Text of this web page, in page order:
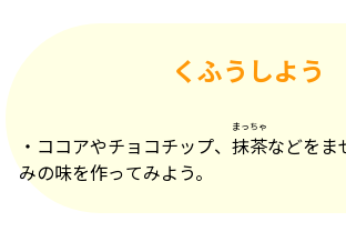
くふうしよう
・ココアやチョコチップ、 抹茶
まっちゃ
などをま
みの味を作ってみよう。